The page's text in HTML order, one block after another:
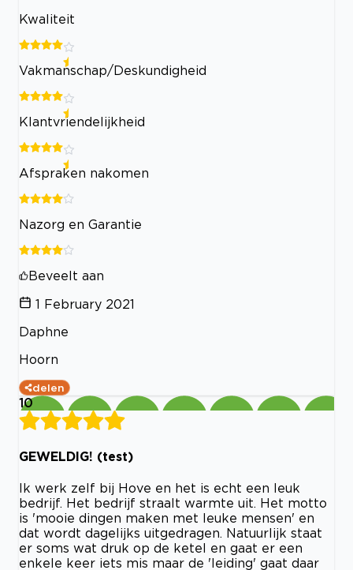
Kwaliteit
Vakmanschap/Deskundigheid
Klantvriendelijkheid
Afspraken nakomen
Nazorg en Garantie
Beveelt aan
1 February 2021
Daphne
Hoorn
delen
10
GEWELDIG! (test)
Ik werk zelf bij Hove en het is echt een leuk
bedrijf. Het bedrijf straalt warmte uit. Het motto
is 'mooie dingen maken met leuke mensen' en
dat wordt dagelijks uitgedragen. Natuurlijk staat
er soms wat druk op de ketel en gaat er een
enkele keer iets mis maar de 'leiding' gaat daar